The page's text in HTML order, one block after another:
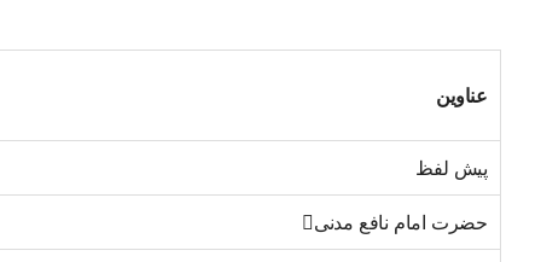
عناوین
پیش لفظ
حضرت امام نافع مدنی